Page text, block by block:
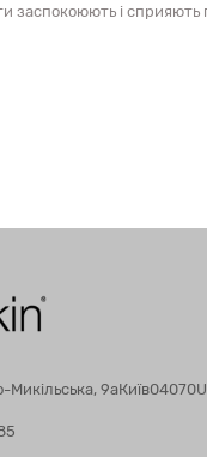
заспокоюють і сприяють
Микільська, 9аКиїв04070